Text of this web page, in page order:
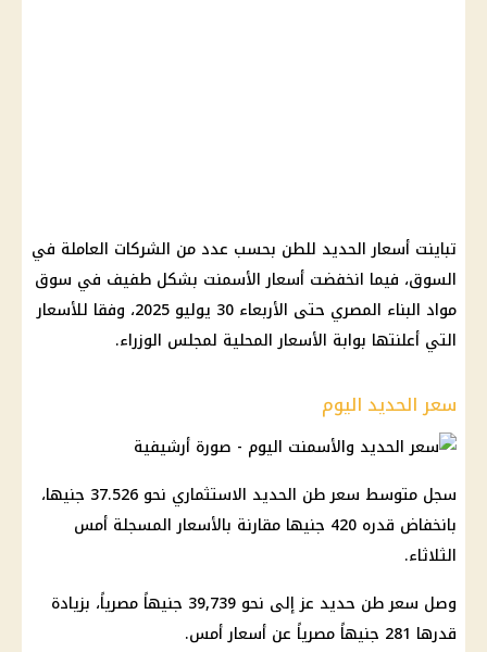
تباينت أسعار الحديد للطن بحسب عدد من الشركات العاملة في
السوق، فيما انخفضت أسعار الأسمنت بشكل طفيف في سوق
مواد البناء المصري حتى الأربعاء 30 يوليو 2025، وفقا للأسعار
التي أعلنتها بوابة الأسعار المحلية لمجلس الوزراء.
سعر الحديد اليوم
سجل متوسط سعر طن الحديد الاستثماري نحو 37.526 جنيها،
بانخفاض قدره 420 جنيها مقارنة بالأسعار المسجلة أمس
الثلاثاء.
وصل سعر طن حديد عز إلى نحو 39,739 جنيهاً مصرياً، بزيادة
قدرها 281 جنيهاً مصرياً عن أسعار أمس.